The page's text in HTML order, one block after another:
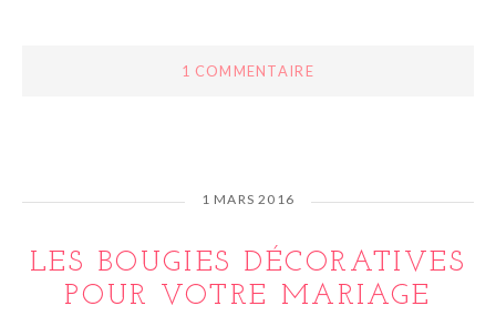
1 COMMENTAIRE
1 MARS 2016
LES BOUGIES DÉCORATIVES
POUR VOTRE MARIAGE